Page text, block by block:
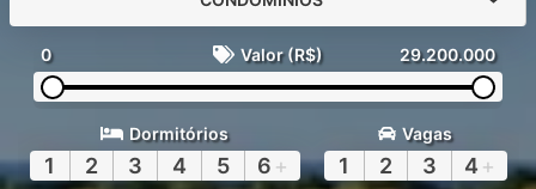
0 Valor (R$) 29.200.000
Dormitórios
1 2 3 4 5 6 +
Vagas
1 2 3 4 +